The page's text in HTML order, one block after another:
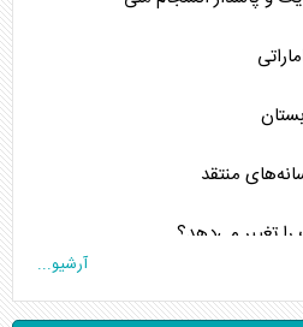
منتقد
تغییر می‌دهد؟
آرشیو...